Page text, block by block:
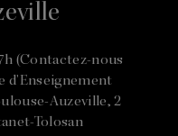
(Contactez-nous
d'Enseignement
Auzeville, 2
Tolosan